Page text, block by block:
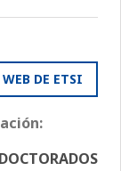
DE ETSI
DOCTORADOS